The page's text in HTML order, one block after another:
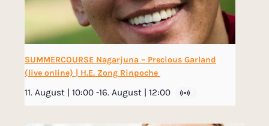
SUMMERCOURSE Nagarjuna – Precious Garland
(live online) | H.E. Zong Rinpoche
11. August | 10:00 -16. August | 12:00